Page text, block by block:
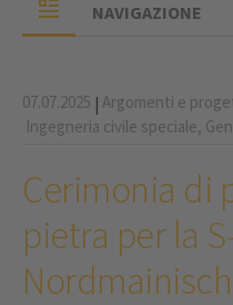
NAVIGAZIONE
07.07.2025 | Argomenti e
Ingegneria civile speciale,
Cerimonia di
pietra per la